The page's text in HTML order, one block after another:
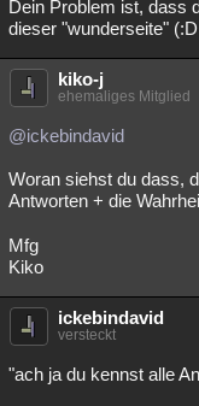
Dein Problem ist, dass
dieser "wunderseite"
kiko-j
ehemaliges Mitglied
@ickebindavid
Woran siehst du dass,
Antworten + die
Mfg
Kiko
ickebindavid
versteckt
"ach ja du kennst alle